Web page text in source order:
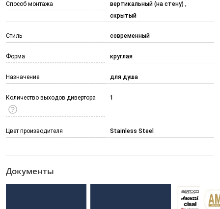
Способ монтажа
вертикальный (на стену)
скрытый
Стиль современный
Форма круглая
Назначение для душа
Количество выходов дивертора 1
Цвет производителя Stainless Steel
Документы